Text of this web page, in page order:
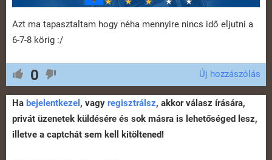
Azt ma tapasztaltam hogy néha mennyire nincs idő eljutni a
6-7-8 körig :/
0 Új hozzászólás
Ha bejelentkezel , vagy regisztrálsz, akkor válasz írására,
privát üzenetek küldésére és sok másra is lehetőséged lesz,
illetve a captchát sem kell kitöltened!